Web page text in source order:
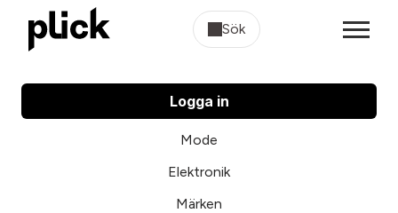
Sök
Logga in
Mode
Elektronik
Märken